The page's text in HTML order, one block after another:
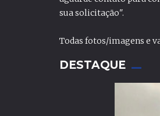
sua solicitação".
Todas fotos/imagens e
DESTAQUE